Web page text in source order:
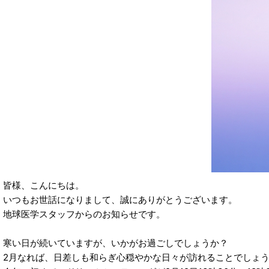
皆様、こんにちは。
いつもお世話になりまして、誠にありがとうございます。
地球医学スタッフからのお知らせです。
寒い日が続いていますが、いかがお過ごしでしょうか？
2月なれば、日差しも和らぎ心穏やかな日々が訪れることでしょ